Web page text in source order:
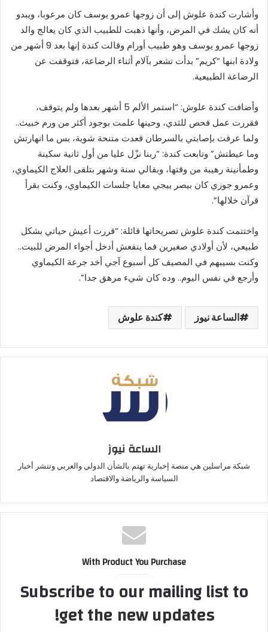
وأشارت كندة علوش إلى أن زوجها عمرو يوسف كان مرعوبا، ويبدو
أنه كان يشك في المرض، وأنها ذهبت للطبيب الذي كان يعالج والد
زوجها عمرو يوسف وهو طبيب أورام وقالت كندة إنها بعد 9 أشهر من
ولادة ابنها “كريم” بدأت تشعر بآلام أثناء الرضاعة، فتوقفت عن
الرضاعة الطبيعية.
وأضافت كندة علوش: “استمر الألم 5 أشهر بعدها ولم يتوقف،
فقررت عمل فحص للثدي، وحينها علمت بوجود أكثر من ورم خبيث..
ولما عرفت بإصابتي بالسرطان قعدت متنحة شوية، بس ما انهارتش
وما عيطتش” وتابعت كندة: “ربنا نزّل عليا من أول ثانية سكينة
وطمأنينة رهيبة من وقتها، وبقالي سنة وشهر بتلقى العلاج الكيماوي،
وعمرو جوزي كان بيصر ييجي معايا جلسات الكيماوي، وكنت بقرأ
قرآن خلالها”.
واختتمت كندة علوش تصريحاتها قائلة: “قررت أعيش حياتي بشكل
طبيعي، لأن أولادي صغيرين فما ينفعش أدخل أجواء المرض للبيت..
وكنت بسيبهم في المصيف كل أسبوع آجي أخد جرعة الكيماوي
وأرجع في نفس اليوم.. وده كان شيء مرهق جدا”.
الساعة نيوز كندة علوش
الساعة نيوز
شبكة مراسلين هي منصة إخبارية تهتم بالشأن الدولي والعربي وتنشر أخبار
السياسة والرياضة والاقتصاد
With Product You Purchase
Subscribe to our mailing list to
get the new updates!